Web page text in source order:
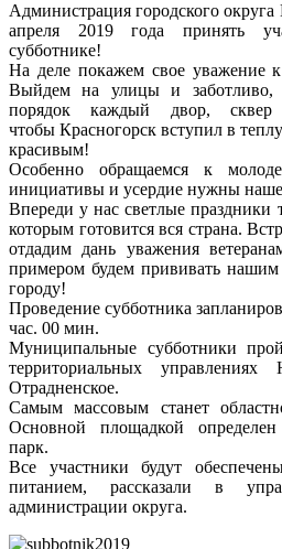
Администрация городского округа
апреля 2019 года принять
субботнике!
На деле покажем свое уважение
Выйдем на улицы и заботливо,
порядок каждый двор,
чтобы Красногорск вступил в
красивым!
Особенно обращаемся к
инициативы и усердие нужны
Впереди у нас светлые
которым готовится вся страна.
отдадим дань уважения
примером будем прививать
городу!
Проведение субботника
час. 00 мин.
Муниципальные субботники
территориальных
Отрадненское.
Самым массовым станет
Основной площадкой
парк.
Все участники будут
питанием, рассказали в
администрации округа.